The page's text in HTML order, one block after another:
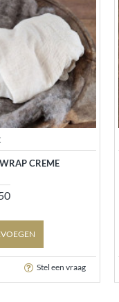
CREME
Stel een vraag